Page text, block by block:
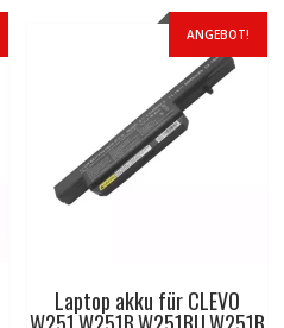
ANGEBOT!
Laptop akku für CLEVO